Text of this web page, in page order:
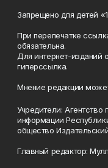
Запрещено для детей
При перепечатке
обязательна.
Для интернет-изданий
гиперссылка.
Мнение редакции
Учредители:
информации
общество
Главный редактор: